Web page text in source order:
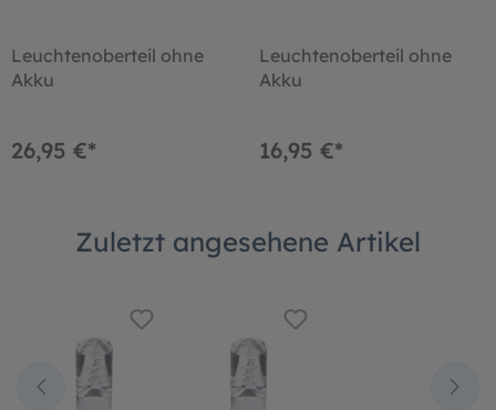
Leuchtenoberteil ohne
Akku
26,95 €*
Leuchtenoberteil ohne
Akku
16,95 €*
Zuletzt angesehene Artikel